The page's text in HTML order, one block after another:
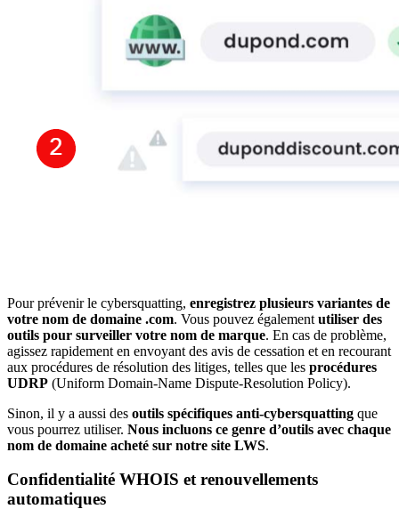
Pour prévenir le cybersquatting, enregistrez plusieurs variantes de
votre nom de domaine .com. Vous pouvez également utiliser des
outils pour surveiller votre nom de marque. En cas de problème,
agissez rapidement en envoyant des avis de cessation et en recourant
aux procédures de résolution des litiges, telles que les procédures
UDRP (Uniform Domain-Name Dispute-Resolution Policy).
Sinon, il y a aussi des outils spécifiques anti-cybersquatting que
vous pourrez utiliser. Nous incluons ce genre d’outils avec chaque
nom de domaine acheté sur notre site LWS.
Confidentialité WHOIS et renouvellements
automatiques